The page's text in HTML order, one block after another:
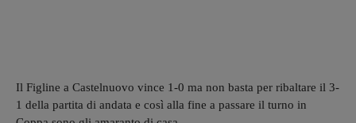
Il Figline a Castelnuovo vince 1-0 ma non basta per ribaltare il 3-
1 della partita di andata e così alla fine a passare il turno in